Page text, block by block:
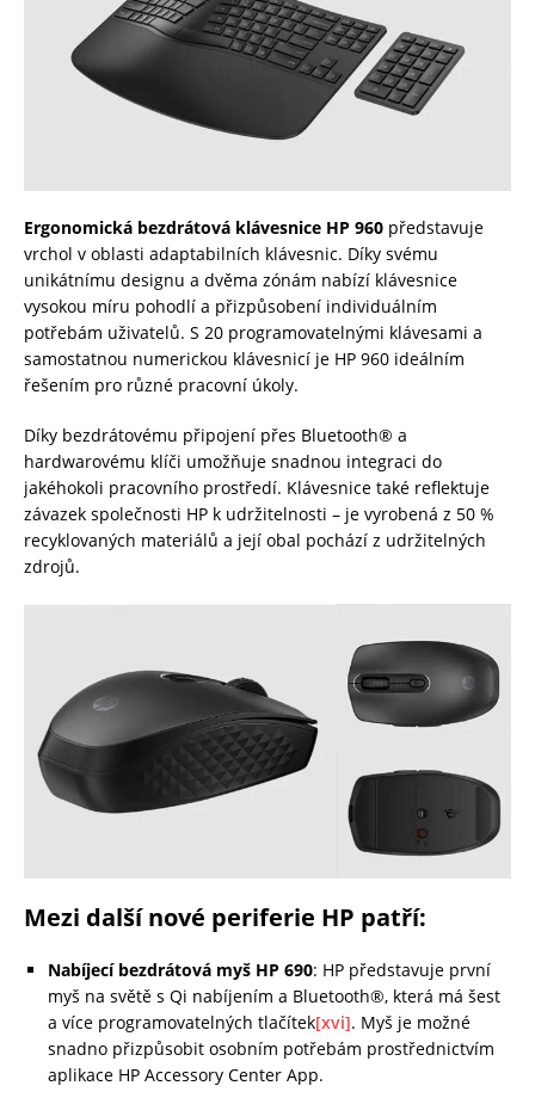
Ergonomická bezdrátová klávesnice HP 960 představuje
vrchol v oblasti adaptabilních klávesnic. Díky svému
unikátnímu designu a dvěma zónám nabízí klávesnice
vysokou míru pohodlí a přizpůsobení individuálním
potřebám uživatelů. S 20 programovatelnými klávesami a
samostatnou numerickou klávesnicí je HP 960 ideálním
řešením pro různé pracovní úkoly.
Díky bezdrátovému připojení přes Bluetooth® a
hardwarovému klíči umožňuje snadnou integraci do
jakéhokoli pracovního prostředí. Klávesnice také reflektuje
závazek společnosti HP k udržitelnosti – je vyrobená z 50 %
recyklovaných materiálů a její obal pochází z udržitelných
zdrojů.
Mezi další nové periferie HP patří:
Nabíjecí bezdrátová myš HP 690: HP představuje první
myš na světě s Qi nabíjením a Bluetooth®, která má šest
a více programovatelných tlačítek[xvi]. Myš je možné
snadno přizpůsobit osobním potřebám prostřednictvím
aplikace HP Accessory Center App.